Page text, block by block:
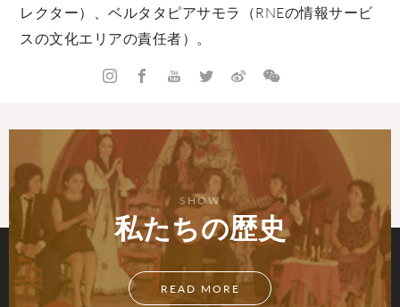
レクター）、ベルタタピアサモラ（RNEの情報サービ
スの文化エリアの責任者）。
SHOW
私たちの歴史
READ MORE